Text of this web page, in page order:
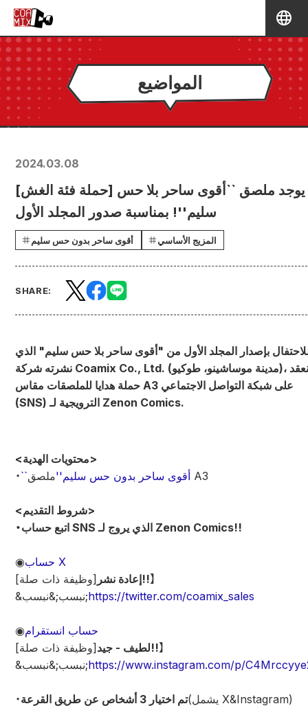
المواضيع
2024.03.08
[حملة فئة الغش] يوجد ملصق ``أقوى ساحر بلا حس
سليم''! بمناسبة صدور المجلد الأول
أقوى ساحر بدون حس سليم المزيج الأساسي
SHARE:
بإصدار المجلد الأول من "أقوى ساحر بلا حس سليم" الذي
نشرته شركة Coamix Co., Ltd. (مدينة موساشينو، طوكيو)، سنعقد
حملة هدايا للملصقات مقاس A3 على شبكة التواصل الاجتماعي
(SNS) الترويجية لـ Zenon Comics.
<محتويات الهدية>
・
``أقوى ساحر بدون حس سليم'' ملصق A3
<شروط التقديم>
・اتبع حساب SNS الذي يروج لـ Zenon Comics!!
◉
حساب X
[وظيفة ذات صلة]
إعادة نشر!!】
&نبسب;&نبسب;https://twitter.com/coamix_sales
◉حساب انستقرام
[وظيفة ذات صلة]
لطيف - جيد!!】
&نبسب;&نبسب;https://www.instagram.com/p/
・ تم اختيار 3 أشخاص عن طريق القرعة (يشمل X&Instagram)